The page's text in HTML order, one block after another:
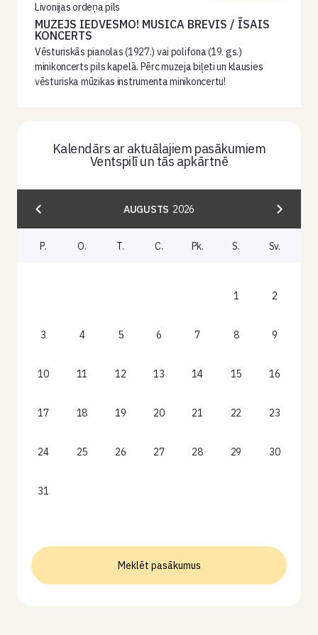
Livonijas ordeņa pils
MUZEJS IEDVESMO! MUSICA BREVIS / ĪSAIS
KONCERTS
Vēsturiskās pianolas (1927.) vai polifona (19. gs.)
minikoncerts pils kapelā. Pērc muzeja biļeti un klausies
vēsturiska mūzikas instrumenta minikoncertu!
Kalendārs ar aktuālajiem pasākumiem
Ventspilī un tās apkārtnē
AUGUSTS 2026
P. O. T. C. Pk. S. Sv.
1 2
3 4 5 6 7 8 9
10 11 12 13 14 15 16
17 18 19 20 21 22 23
24 25 26 27 28 29 30
31
Meklēt pasākumus